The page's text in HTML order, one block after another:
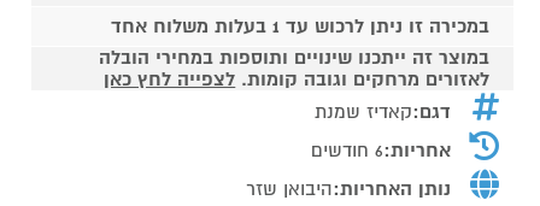
במכירה זו ניתן לרכוש עד 1 בעלות משלוח אחד
במוצר זה ייתכנו שינויים ותוספות במחירי הובלה
לאזורים מרחקים וגובה קומות. לצפייה לחץ כאן
דגם:קאדיז שמנת
אחריות:6 חודשים
נותן האחריות:היבואן שזר